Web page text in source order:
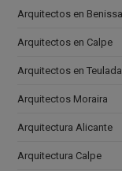
Arquitectos en Benissa
Arquitectos en Calpe
Arquitectos en Teulada
Arquitectos Moraira
Arquitectura Alicante
Arquitectura Calpe